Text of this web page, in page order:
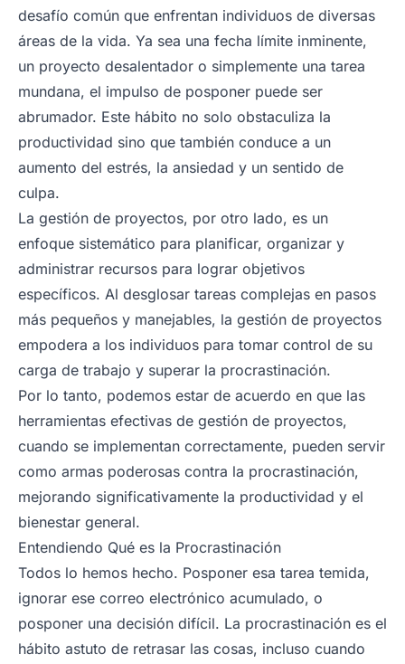
desafío común que enfrentan individuos de diversas
áreas de la vida. Ya sea una fecha límite inminente,
un proyecto desalentador o simplemente una tarea
mundana, el impulso de posponer puede ser
abrumador. Este hábito no solo obstaculiza la
productividad sino que también conduce a un
aumento del estrés, la ansiedad y un sentido de
culpa.
La gestión de proyectos, por otro lado, es un
enfoque sistemático para planificar, organizar y
administrar recursos para lograr objetivos
específicos. Al desglosar tareas complejas en pasos
más pequeños y manejables, la gestión de proyectos
empodera a los individuos para tomar control de su
carga de trabajo y superar la procrastinación.
Por lo tanto, podemos estar de acuerdo en que las
herramientas efectivas de gestión de proyectos,
cuando se implementan correctamente, pueden servir
como armas poderosas contra la procrastinación,
mejorando significativamente la productividad y el
bienestar general.
Entendiendo Qué es la Procrastinación
Todos lo hemos hecho. Posponer esa tarea temida,
ignorar ese correo electrónico acumulado, o
posponer una decisión difícil. La procrastinación es el
hábito astuto de retrasar las cosas, incluso cuando